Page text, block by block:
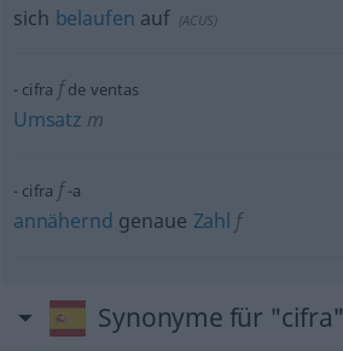
sich belaufen auf (ACUS)
cifra f de ventas
Umsatz m
cifra f -a
annähernd genaue Zahl f
Synonyme für "cifra"